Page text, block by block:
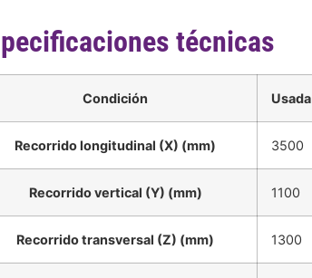
técnicas
Condición Usada
Recorrido longitudinal (X) (mm) 3500
Recorrido vertical (Y) (mm) 1100
Recorrido transversal (Z) (mm) 1300